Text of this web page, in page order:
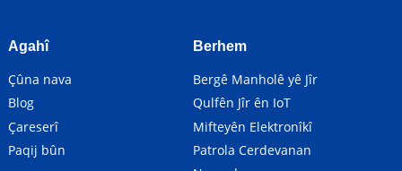
Agahî
Çûna nava
Blog
Çareserî
Paqij bûn
Berhem
Bergê Manholê yê Jîr
Qulfên Jîr ên IoT
Mifteyên Elektronîkî
Patrola Cerdevanan